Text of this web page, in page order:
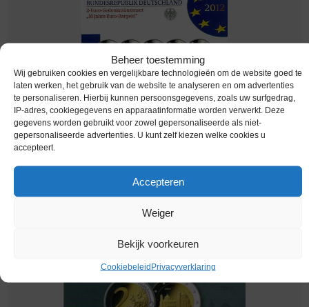
Beheer toestemming
Wij gebruiken cookies en vergelijkbare technologieën om de website goed te
laten werken, het gebruik van de website te analyseren en om advertenties
te personaliseren. Hierbij kunnen persoonsgegevens, zoals uw surfgedrag,
IP-adres, cookiegegevens en apparaatinformatie worden verwerkt. Deze
gegevens worden gebruikt voor zowel gepersonaliseerde als niet-
gepersonaliseerde advertenties. U kunt zelf kiezen welke cookies u
accepteert.
Accepteren
Weiger
Bekijk voorkeuren
CookiebeleidPrivacyverklaring
Euromunten / Duitsland / 2012 / 10 Jaar Euro /
€49,95